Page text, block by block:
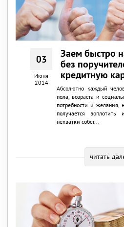
03
Июня
2014
Заем быстро
без
кредитную
Абсолютно каждый
пола, возраста и
потребности и желания,
получается
нехватки собст...
читать